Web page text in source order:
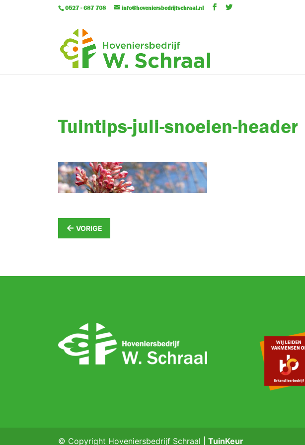
0527 - 687 708 info@hoveniersbedrijfschraal.nl
Tuintips-juli-snoeien-header
← VORIGE
© Copyright Hoveniersbedrijf Schraal | TuinKeur